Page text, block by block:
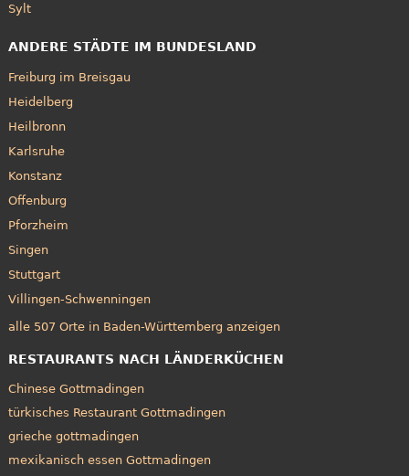
Sylt
ANDERE STÄDTE IM BUNDESLAND
Freiburg im Breisgau
Heidelberg
Heilbronn
Karlsruhe
Konstanz
Offenburg
Pforzheim
Singen
Stuttgart
Villingen-Schwenningen
alle 507 Orte in Baden-Württemberg anzeigen
RESTAURANTS NACH LÄNDERKÜCHEN
Chinese Gottmadingen
türkisches Restaurant Gottmadingen
grieche gottmadingen
mexikanisch essen Gottmadingen